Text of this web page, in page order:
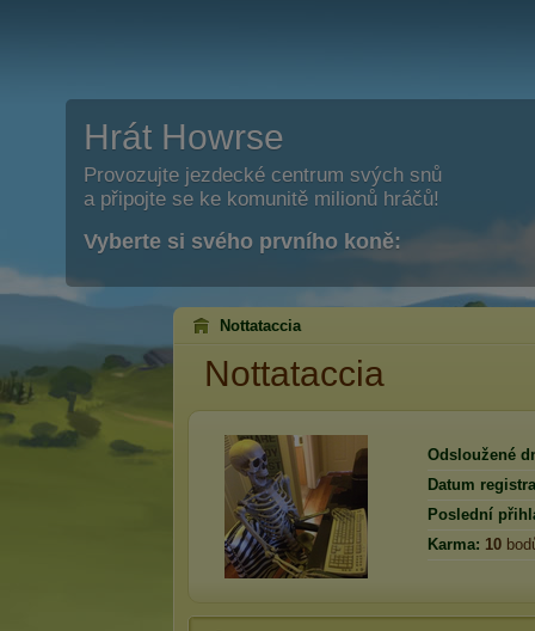
Hrát Howrse
Provozujte jezdecké centrum svých snů
a připojte se ke komunitě milionů hráčů!
Vyberte si svého prvního koně:
Nottataccia
Nottataccia
Odsloužené
Datum
Poslední
Karma: 10